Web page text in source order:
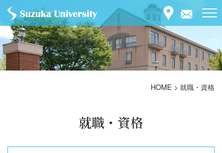
HOME > 就職・資格
就職・資格